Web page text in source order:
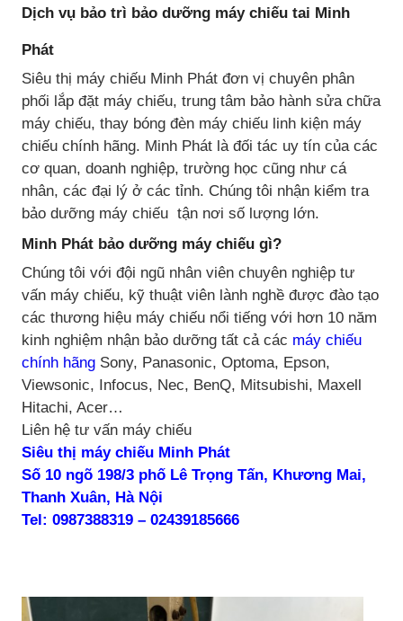
Dịch vụ bảo trì bảo dưỡng máy chiếu tai Minh
Phát
Siêu thị máy chiếu Minh Phát đơn vị chuyên phân
phối lắp đặt máy chiếu, trung tâm bảo hành sửa chữa
máy chiếu, thay bóng đèn máy chiếu linh kiện máy
chiếu chính hãng. Minh Phát là đối tác uy tín của các
cơ quan, doanh nghiệp, trường học cũng như cá
nhân, các đại lý ở các tỉnh. Chúng tôi nhận kiểm tra
bảo dưỡng máy chiếu tận nơi số lượng lớn.
Minh Phát bảo dưỡng máy chiếu gì?
Chúng tôi với đội ngũ nhân viên chuyên nghiệp tư
vấn máy chiếu, kỹ thuật viên lành nghề được đào tạo
các thương hiệu máy chiếu nổi tiếng với hơn 10 năm
kinh nghiệm nhận bảo dưỡng tất cả các máy chiếu
chính hãng Sony, Panasonic, Optoma, Epson,
Viewsonic, Infocus, Nec, BenQ, Mitsubishi, Maxell
Hitachi, Acer…
Liên hệ tư vấn máy chiếu
Siêu thị máy chiếu Minh Phát
Số 10 ngõ 198/3 phố Lê Trọng Tấn, Khương Mai,
Thanh Xuân, Hà Nội
Tel: 0987388319 – 02439185666